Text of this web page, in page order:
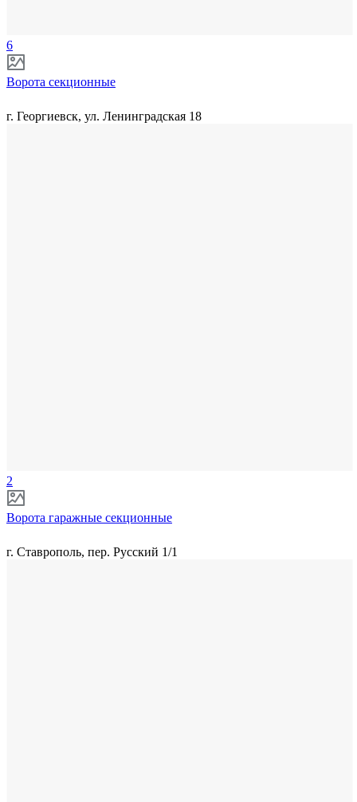
6
Ворота секционные
г. Георгиевск, ул. Ленинградская 18
2
Ворота гаражные секционные
г. Ставрополь, пер. Русский 1/1